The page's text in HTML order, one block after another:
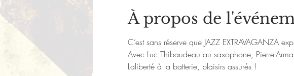
À propos de
C’est sans réserve que JAZZ EXTRAVAGANZA
Avec Luc Thibaudeau au saxophone, Pierre-
Laliberté à la batterie, plaisirs assurés !